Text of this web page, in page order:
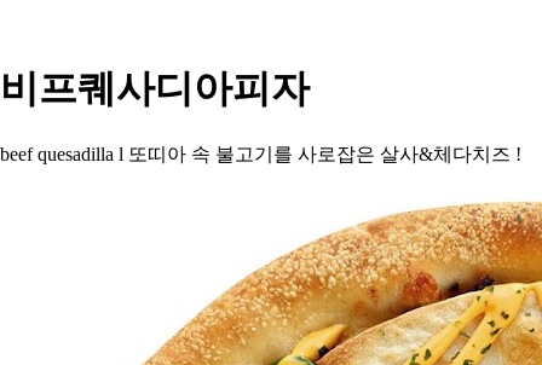
비프퀘사디아피자
beef quesadilla l 또띠아 속 불고기를 사로잡은 살사&체다치즈 !